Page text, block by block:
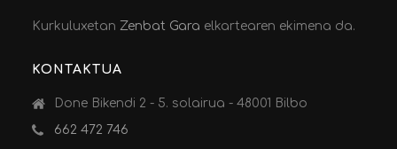
KurkuluxetanZenbat Gara elkartearen ekimena da.
KONTAKTUA
Done Bikendi 2 - 5. solairua - 48001 Bilbo
662 472 746